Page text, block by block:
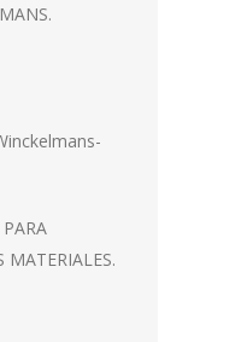
MATERIALES.